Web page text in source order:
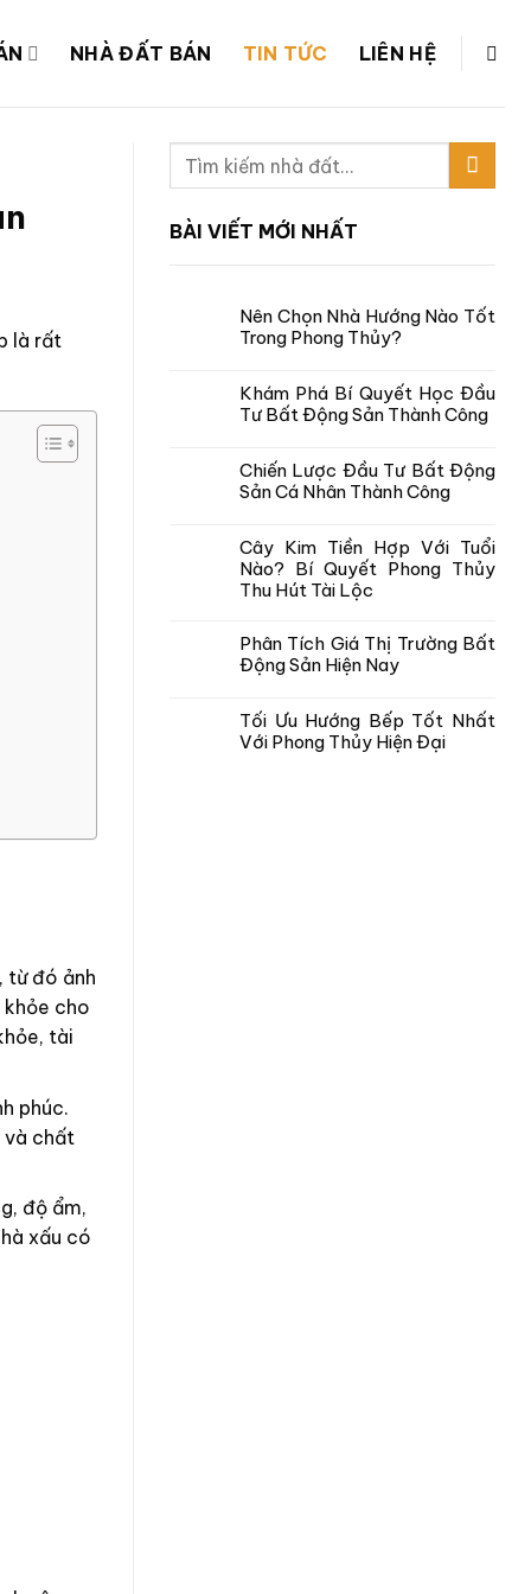
NHÀ ĐẤT BÁN TIN TỨC LIÊN HỆ
là rất
từ đó ảnh
khỏe cho
tài
phúc.
và chất
độ ẩm,
xấu có
BÀI VIẾT MỚI NHẤT
Nên Chọn Nhà Hướng Nào Tốt
Trong Phong Thủy?
Khám Phá Bí Quyết Học Đầu
Tư Bất Động Sản Thành Công
Chiến Lược Đầu Tư Bất Động
Sản Cá Nhân Thành Công
Cây Kim Tiền Hợp Với Tuổi
Nào? Bí Quyết Phong Thủy
Thu Hút Tài Lộc
Phân Tích Giá Thị Trường Bất
Động Sản Hiện Nay
Tối Ưu Hướng Bếp Tốt Nhất
Với Phong Thủy Hiện Đại